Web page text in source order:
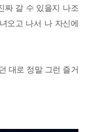
짜 갈 수 있을지 나조
오고 나서 나 자신에
대로 정말 그런 즐거